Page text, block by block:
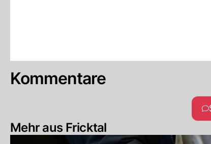
Kommentare
Mehr aus Fricktal